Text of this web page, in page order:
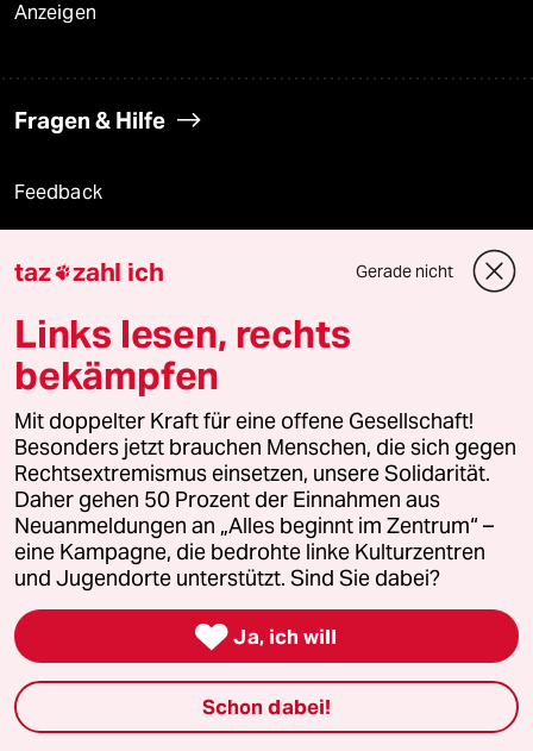
Anzeigen
Fragen & Hilfe
Feedback
Downloads für Abonnierende
© 2026 taz Verlags und Vertriebs GmbH
Alle Rechte vorbehalten. Bei rechtlichen Fragen oder für Genehmigungen
wenden Sie sich bitte an
lizenzen@taz.de
Feedback Redaktionsstatut Kommune-Richtlinien
Leitlinie Datenschutz Impressum
Seitenwende Einwilligungen widerrufen (Ads)
taz zahl ich Gerade nicht
Links lesen, rechts
bekämpfen
Mit doppelter Kraft für eine offene Gesellschaft!
Besonders jetzt brauchen Menschen, die sich gegen
Rechtsextremismus einsetzen, unsere Solidarität.
Daher gehen 50 Prozent der Einnahmen aus
Neuanmeldungen an „Alles beginnt im Zentrum“ –
eine Kampagne, die bedrohte linke Kulturzentren
und Jugendorte unterstützt. Sind Sie dabei?
 Ja, ich will
Schon dabei!